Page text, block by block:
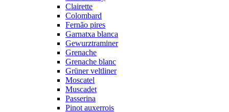
Clairette
Colombard
Fernão pires
Garnatxa blanca
Gewurztraminer
Grenache
Grenache blanc
Grüner veltliner
Moscatel
Muscadet
Passerina
Pinot auxerrois